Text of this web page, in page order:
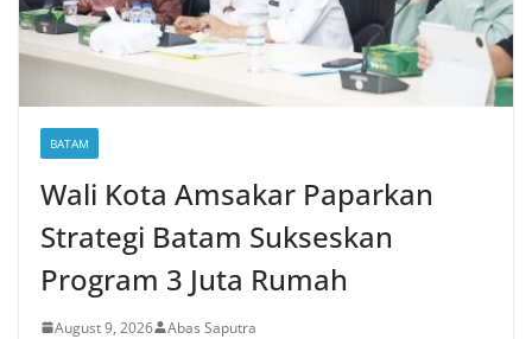
BATAM
Wali Kota Amsakar Paparkan
Strategi Batam Sukseskan
Program 3 Juta Rumah
August 9, 2026 Abas Saputra